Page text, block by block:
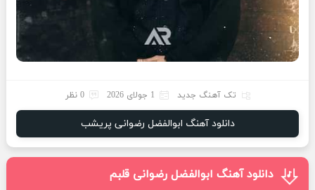
تک آهنگ جدید 1 جولای 2026 0 نظر
دانلود آهنگ ابوالفضل رضوانی پریشب
دانلود آهنگ ابوالفضل رضوانی قلبم